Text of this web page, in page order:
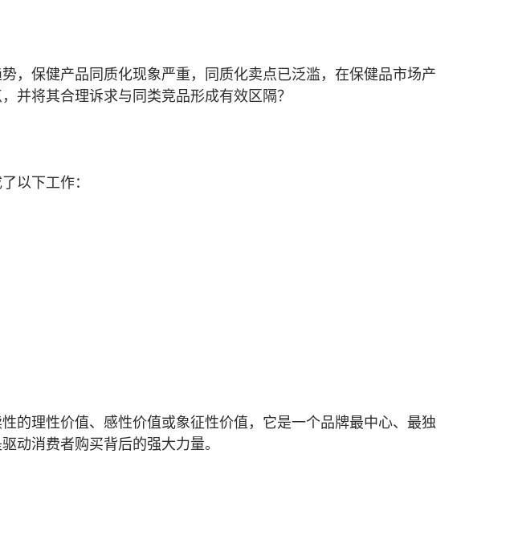
，保健产品同质化现象严重，同质化卖点已泛滥，在保健品市场产
并将其合理诉求与同类竞品形成有效区隔？
以下工作：
的理性价值、感性价值或象征性价值，它是一个品牌最中心、最独
动消费者购买背后的强大力量。